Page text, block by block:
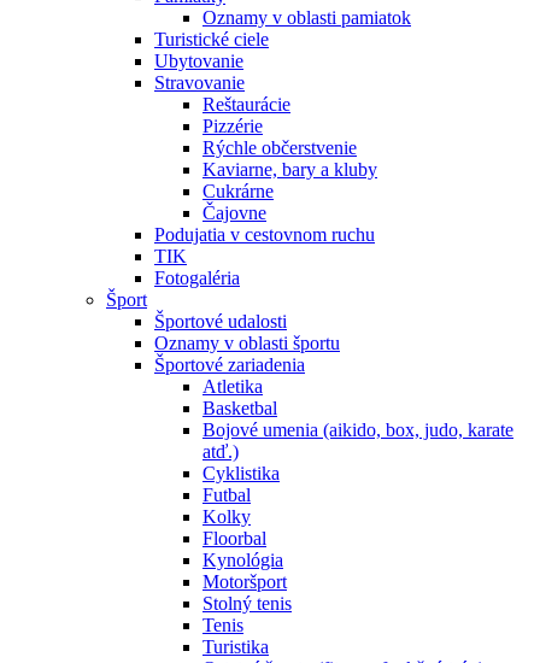
Oznamy v oblasti pamiatok
Turistické ciele
Ubytovanie
Stravovanie
Reštaurácie
Pizzérie
Rýchle občerstvenie
Kaviarne, bary a kluby
Cukrárne
Čajovne
Podujatia v cestovnom ruchu
TIK
Fotogaléria
Šport
Športové udalosti
Oznamy v oblasti športu
Športové zariadenia
Atletika
Basketbal
Bojové umenia (aikido, box, judo, karate
atď.)
Cyklistika
Futbal
Kolky
Floorbal
Kynológia
Motoršport
Stolný tenis
Tenis
Turistika